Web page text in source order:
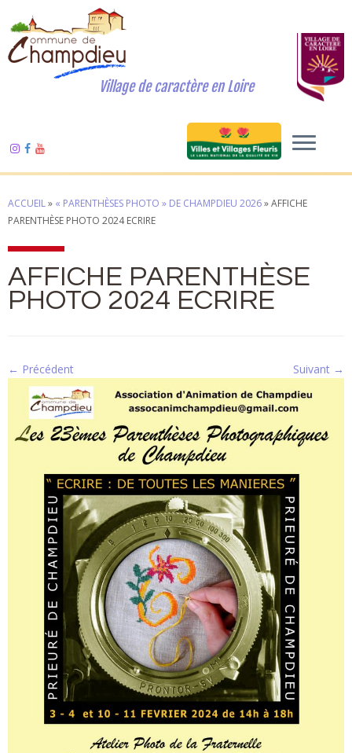
Village de caractère en Loire
ACCUEIL» « PARENTHÈSES PHOTO » DE CHAMPDIEU 2026»AFFICHE
PARENTHÈSE PHOTO 2024 ECRIRE
AFFICHE PARENTHÈSE
PHOTO 2024 ECRIRE
← Précédent Suivant →